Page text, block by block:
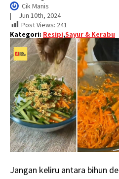
Cik Manis
| Jun 10th, 2024
Post Views: 241
Kategori: Resipi,Sayur & Kerabu
Jangan keliru antara bihun